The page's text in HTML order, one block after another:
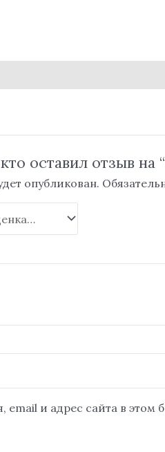
оставил отзыв на
опубликован.
email и адрес сайта в